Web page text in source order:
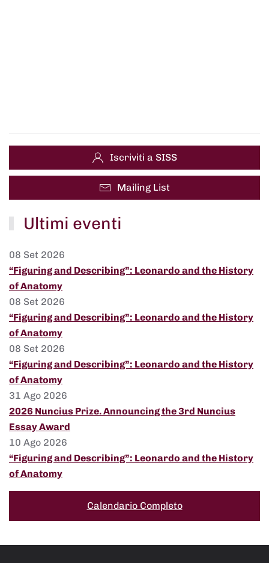
Iscriviti a SISS
Mailing List
Ultimi eventi
08 Set 2026
“Figuring and Describing”: Leonardo and the History
of Anatomy
08 Set 2026
“Figuring and Describing”: Leonardo and the History
of Anatomy
08 Set 2026
“Figuring and Describing”: Leonardo and the History
of Anatomy
31 Ago 2026
2026 Nuncius Prize. Announcing the 3rd Nuncius
Essay Award
10 Ago 2026
“Figuring and Describing”: Leonardo and the History
of Anatomy
Calendario Completo